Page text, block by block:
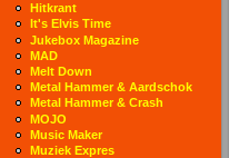
Hitkrant
It's Elvis Time
Jukebox Magazine
MAD
Melt Down
Metal Hammer & Aardschok
Metal Hammer & Crash
MOJO
Music Maker
Muziek Expres